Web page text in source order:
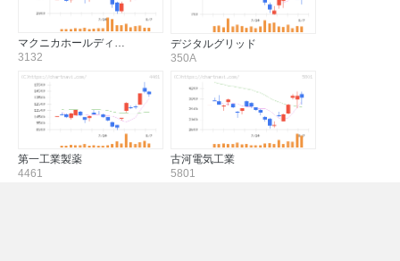
マクニカホールディ…
3132
デジタルグリッド
350A
第一工業製薬
4461
古河電気工業
5801